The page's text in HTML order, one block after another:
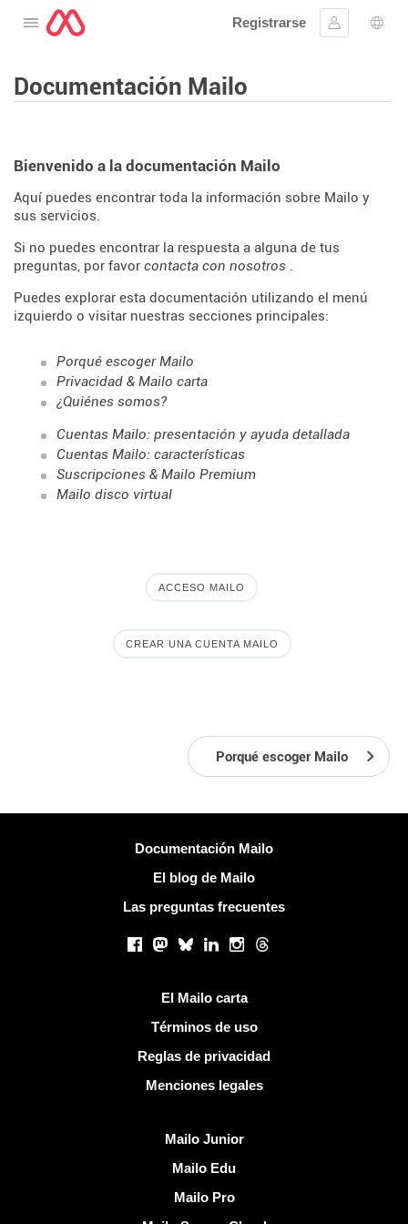
Abre el menú
Registrarse
Ingresar
Documentación Mailo
Bienvenido a la documentación Mailo
Aquí puedes encontrar toda la información sobre Mailo y
sus servicios.
Si no puedes encontrar la respuesta a alguna de tus
preguntas, por favor contacta con nosotros .
Puedes explorar esta documentación utilizando el menú
izquierdo o visitar nuestras secciones principales:
Porqué escoger Mailo
Privacidad & Mailo carta
¿Quiénes somos?
Cuentas Mailo: presentación y ayuda detallada
Cuentas Mailo: características
Suscripciones & Mailo Premium
Mailo disco virtual
ACCESO MAILO
CREAR UNA CUENTA MAILO
Porqué escoger Mailo
Documentación Mailo
El blog de Mailo
Las preguntas frecuentes
Facebook
Mastodon
BlueskyLinkedInInstagram
Threads
El Mailo carta
Términos de uso
Reglas de privacidad
Menciones legales
Mailo Junior
Mailo Edu
Mailo Pro